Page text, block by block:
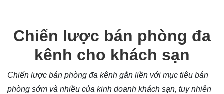
Chiến lược bán phòng đa
kênh cho khách sạn
Chiến lược bán phòng đa kênh gắn liền với mục tiêu bán
phòng sớm và nhiều của kinh doanh khách sạn, tuy nhiên